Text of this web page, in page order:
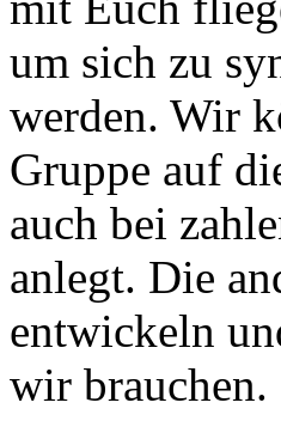
um sich zu
werden. Wir
Gruppe auf
auch bei
anlegt. Die
entwickeln
wir brauchen.